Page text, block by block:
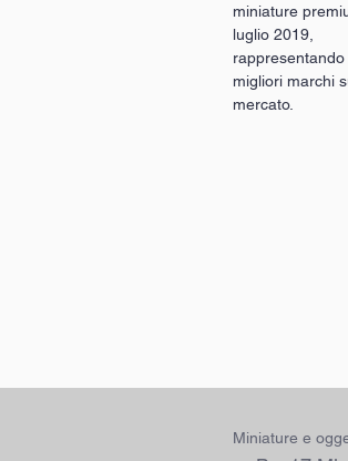
miniature
luglio 2019,
rappresentando
migliori marchi
mercato.
Miniature e